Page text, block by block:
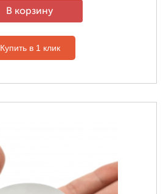
В корзину
Купить в 1 клик